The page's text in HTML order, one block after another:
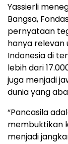
Yassierli
Bangsa,
pernyataan
hanya relevan
Indonesia di
lebih dari
juga menjadi
dunia yang
“Pancasila
membuktikan
menjadi